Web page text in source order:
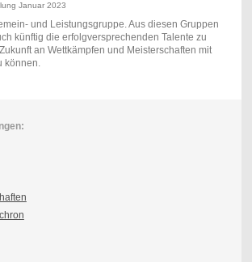
Januar 2023
und Leistungsgruppe. Aus diesen Gruppen
künftig die erfolgversprechenden Talente zu
an Wettkämpfen und Meisterschaften mit
können.